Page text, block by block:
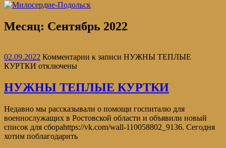
Месяц: Сентябрь 2022
02.09.2022 Комментарии к записи НУЖНЫ ТЕПЛЫЕ
КУРТКИ отключены
НУЖНЫ ТЕПЛЫЕ КУРТКИ
Недавно мы рассказывали о помощи госпиталю для
военнослужащих в Ростовской области и объявили новый
список для сбораhttps://vk.com/wall-110058802_9136. Сегодня
хотим поблагодарить